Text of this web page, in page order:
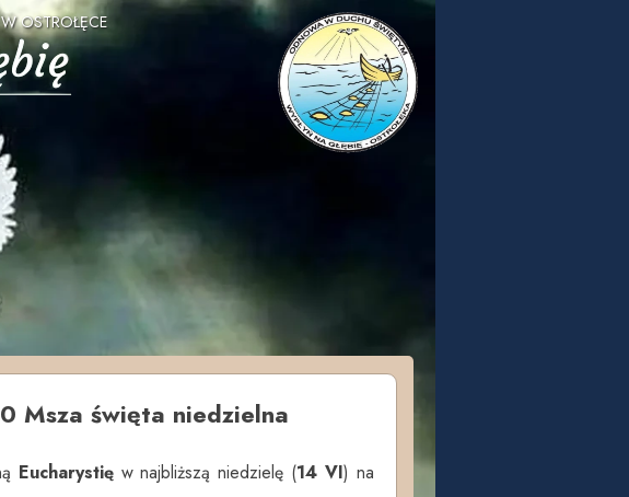
OSTROŁĘCE
Msza święta niedzielna
Eucharystięw najbliższą niedzielę (14 VI) na